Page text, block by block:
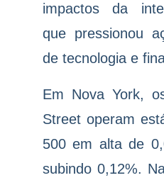
impactos da
que pressionou
de tecnologia e
Em Nova York,
Street operam
500 em alta de
subindo 0,12%.